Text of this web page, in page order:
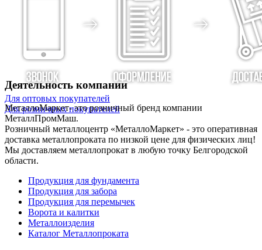
Для оптовых покупателей
Для розничных покупателей
Деятельность компании
МеталлоМаркет- это розничный бренд компании
МеталлПромМаш.
Розничный металлоцентр «МеталлоМаркет» - это оперативная
доставка металлопроката по низкой цене для физических лиц!
Мы доставляем металлопрокат в любую точку Белгородской
области.
Продукция для фундамента
Продукция для забора
Продукция для перемычек
Ворота и калитки
Металлоизделия
Каталог Металлопроката